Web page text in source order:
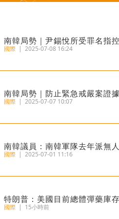
南韓局勢｜尹錫悅所受罪名指
國際 | 2025-07-08 16:24
南韓局勢｜防止緊急戒嚴案證
國際 | 2025-07-07 10:07
南韓議員：南韓軍隊去年派無
國際 | 2025-07-01 11:16
特朗普：美國目前總體彈藥庫
國際 | 15小時前